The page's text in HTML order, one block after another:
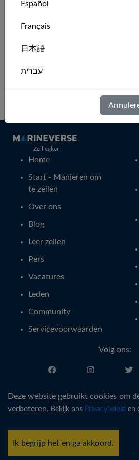
Hobart
MarineVerse
Zeil vaker
Home
Start - Manieren om
te zeilen
Over ons
Blog
Leer zeilen
Pers
Vacatures
Leden
Community
Servicevoorwaarden
Volg ons:
Nederlands
616 895 820.
Deze website gebruikt cookies om
verbeteren. Bekijk ons Privacybeleid en
Ik begrijp het en ga akkoord.
Español
Français
日本語
עברית
Português
Svenska